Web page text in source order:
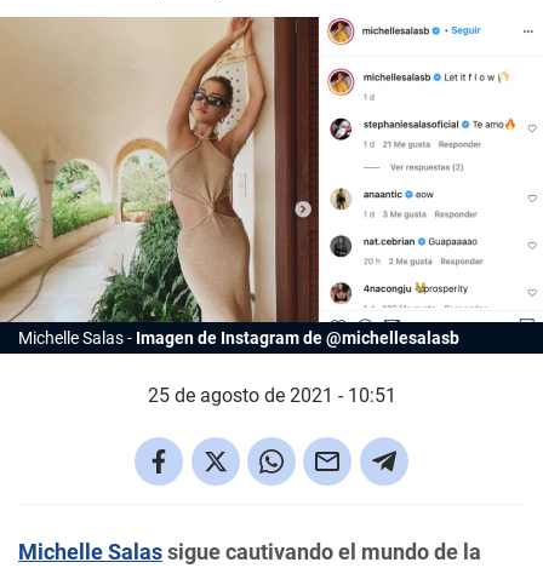
Michelle Salas Imagen de Instagram de @michellesalasb
25 de agosto de 2021 - 10:51
Michelle Salassigue cautivando el mundo de la